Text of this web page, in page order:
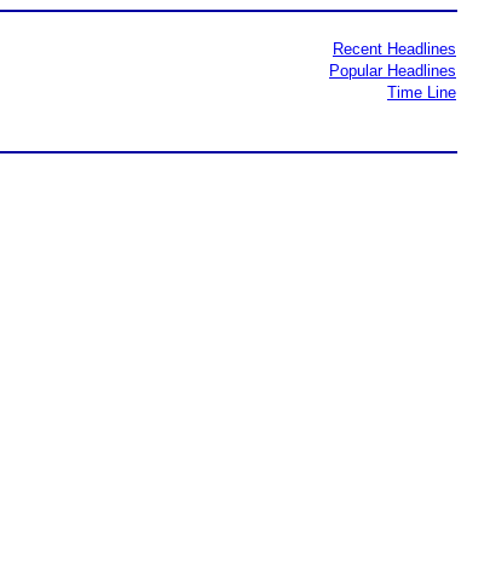
Recent Headlines
Popular Headlines
Time Line